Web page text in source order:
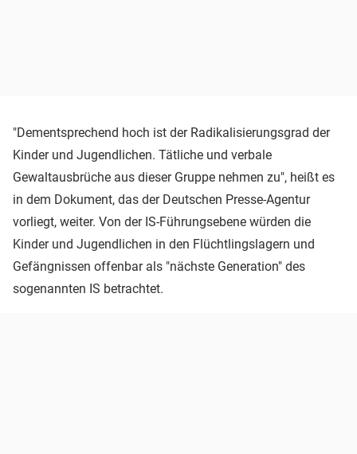
"Dementsprechend hoch ist der Radikalisierungsgrad der
Kinder und Jugendlichen. Tätliche und verbale
Gewaltausbrüche aus dieser Gruppe nehmen zu", heißt es
in dem Dokument, das der Deutschen Presse-Agentur
vorliegt, weiter. Von der IS-Führungsebene würden die
Kinder und Jugendlichen in den Flüchtlingslagern und
Gefängnissen offenbar als "nächste Generation" des
sogenannten IS betrachtet.